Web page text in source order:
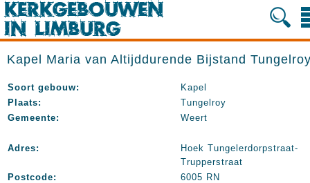
Kapel Maria van Altijddurende Bijstand
Soort gebouw:
Kapel
Plaats:
Tungelroy
Gemeente:
Weert
Adres:
Hoek Tungelerdorpstraat-
Trupperstraat
Postcode:
6005 RN